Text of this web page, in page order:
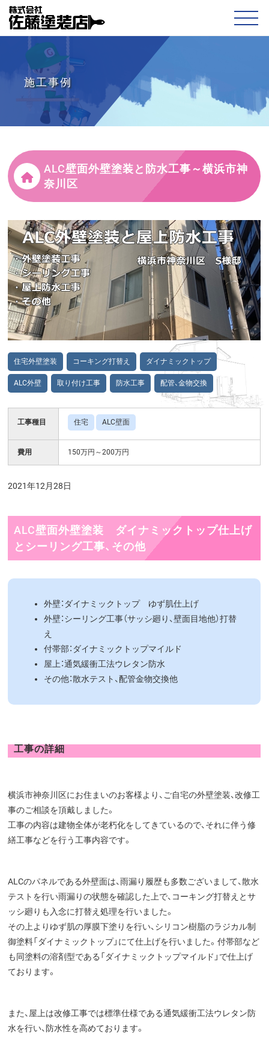
施工事例
ALC壁面外壁塗装と防水工事～横浜市神
奈川区
住宅外壁塗装 コーキング打替え ダイナミックトップ
ALC外壁 取り付け工事 防水工事 配管、金物交換
工事種目 住宅 ALC壁面
費用 150万円～200万円
2021年12月28日
ALC壁面外壁塗装 ダイナミックトップ仕上げ
とシーリング工事、その他
外壁：ダイナミックトップ ゆず肌仕上げ
外壁：シーリング工事（サッシ廻り、壁面目地他）打替
え
付帯部：ダイナミックトップマイルド
屋上：通気緩衝工法ウレタン防水
その他：散水テスト、配管金物交換他
工事の詳細
横浜市神奈川区にお住まいのお客様より、ご自宅の外壁塗装、改修工
事のご相談を頂戴しました。
工事の内容は建物全体が老朽化をしてきているので、それに伴う修
繕工事などを行う工事内容です。
ALCのパネルである外壁面は、雨漏り履歴も多数ございまして、散水
テストを行い雨漏りの状態を確認した上で、コーキング打替えとサ
ッシ廻りも入念に打替え処理を行いました。
その上よりゆず肌の厚膜下塗りを行い、シリコン樹脂のラジカル制
御塗料「ダイナミックトップ」にて仕上げを行いました。付帯部など
も同塗料の溶剤型である「ダイナミックトップマイルド」で仕上げ
ております。
また、屋上は改修工事では標準仕様である通気緩衝工法ウレタン防
水を行い、防水性を高めております。